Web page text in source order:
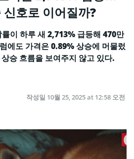
호로 이어질까?
이 하루 새 2,713% 급등해 470만
에도 가격은 0.89% 상승에 머물렀
승 흐름을 보여주지 않고 있다.
작성일 10월 25, 2025 at 12:58 오전